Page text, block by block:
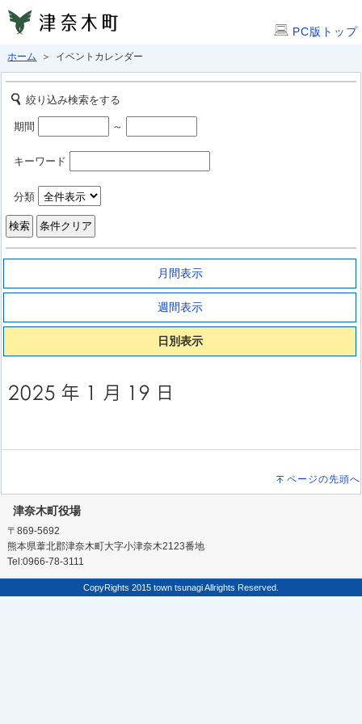
PC版トップ
ホーム ＞ イベントカレンダー
絞り込み検索をする
期間 ～
キーワード
分類
月間表示
週間表示
日別表示
ページの先頭へ
津奈木町役場
〒869-5692
熊本県葦北郡津奈木町大字小津奈木2123番地
Tel:0966-78-3111
CopyRights 2015 town tsunagi Allrights Reserved.